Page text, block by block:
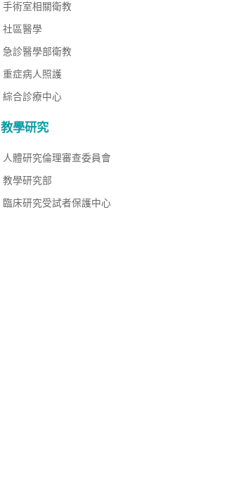
手術室相關衛教
社區醫學
急診醫學部衛教
重症病人照護
綜合診療中心
教學研究
人體研究倫理審查委員會
教學研究部
臨床研究受試者保護中心